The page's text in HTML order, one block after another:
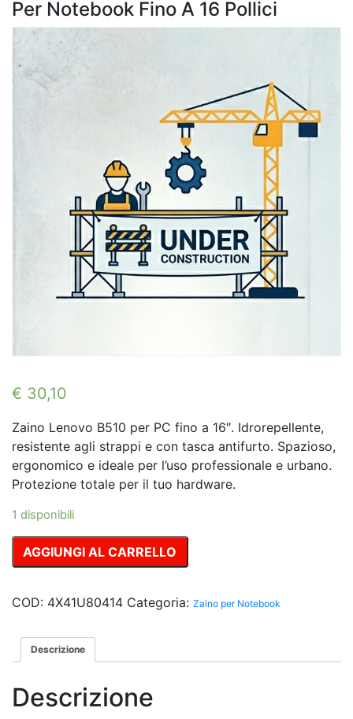
Per Notebook Fino A 16 Pollici
€ 30,10
Zaino Lenovo B510 per PC fino a 16″. Idrorepellente,
resistente agli strappi e con tasca antifurto. Spazioso,
ergonomico e ideale per l’uso professionale e urbano.
Protezione totale per il tuo hardware.
1 disponibili
Zaino
professionale
B510:
idrorepellente
e
per
AGGIUNGI AL CARRELLO
COD: 4X41U80414 Categoria: Zaino per Notebook
Descrizione
Descrizione